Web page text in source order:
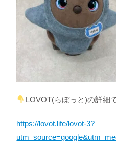
LOVOT(らぼっと)の詳細で
https://lovot.life/lovot-3?